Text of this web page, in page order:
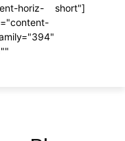
horiz-
short"]